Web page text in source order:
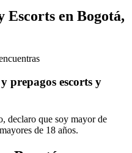
Escorts en Bogotá,
prepagos escorts y
declaro que soy mayor de
de 18 años.